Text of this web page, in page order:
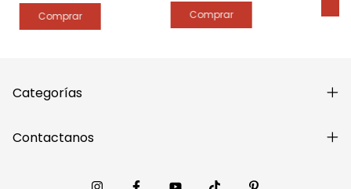
Categorías
Contactanos